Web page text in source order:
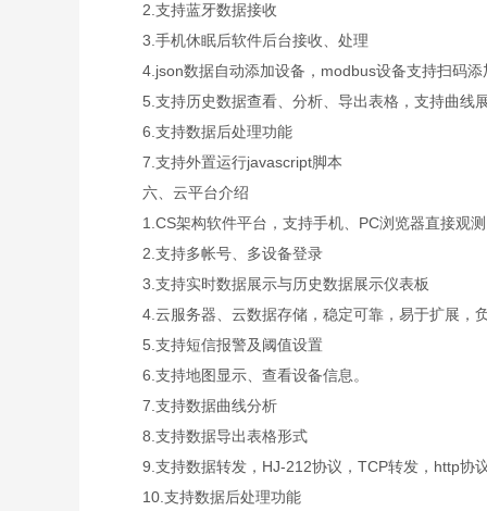
2.支持蓝牙数据接收
3.手机休眠后软件后台接收、处理
4.json数据自动添加设备，modbus设备支持扫码添
5.支持历史数据查看、分析、导出表格，支持曲线
6.支持数据后处理功能
7.支持外置运行javascript脚本
六、云平台介绍
1.CS架构软件平台，支持手机、PC浏览器直接观测
2.支持多帐号、多设备登录
3.支持实时数据展示与历史数据展示仪表板
4.云服务器、云数据存储，稳定可靠，易于扩展，
5.支持短信报警及阈值设置
6.支持地图显示、查看设备信息。
7.支持数据曲线分析
8.支持数据导出表格形式
9.支持数据转发，HJ-212协议，TCP转发，http协
10.支持数据后处理功能